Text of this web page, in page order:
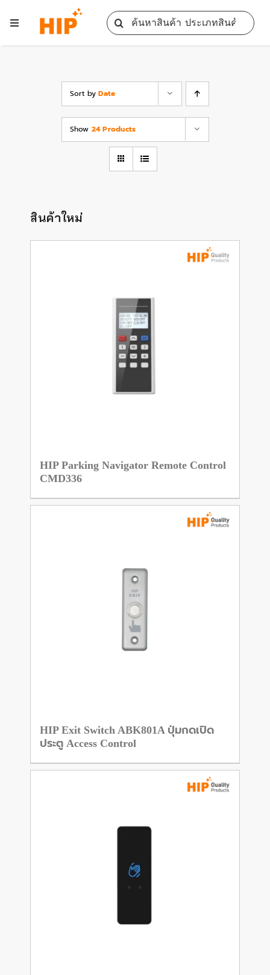
Toggle
All Products
Services
Search
for:
Sort byDate
Show 24 Products
สินค้าใหม่
HIP Parking Navigator Remote Control
CMD336
HIP Exit Switch ABK801A ปุ่มกดเปิด
ประตู Access Control